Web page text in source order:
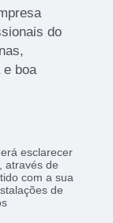
do
e boa
esclarecer
através de
com a sua
de